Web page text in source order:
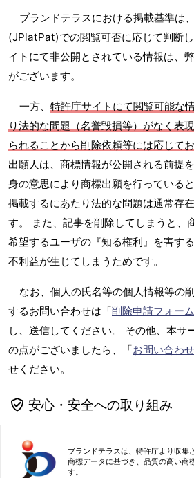
ブランドテラスにおける掲載基準は
(JPlatPat)での閲覧可否に応じて判断
イトにて非公開とされている情報は、
がございます。
一方、 特許庁サイトにて閲覧可能な
り法的な問題（名誉毀損等）がなく表
られることから削除依頼等には応じて
出願人は、商標情報が公開される前提
身の意思により商標出願を行っている
掲載するにあたり法的な問題は通常存
す。 また、記事を削除してしまうと、
希望するユーザの『知る権利』を害す
不利益が生じてしまうためです。
なお、個人の氏名等の個人情報等の
するお問い合わせは「削除申請フォーム
し、送信してください。 その他、本サ
の点がございましたら、「お問い合わせ
せください。
安心・安全への取り組み
ブランドテラスは、特許庁より収集
商標データに基づき、品質の高い商
す。